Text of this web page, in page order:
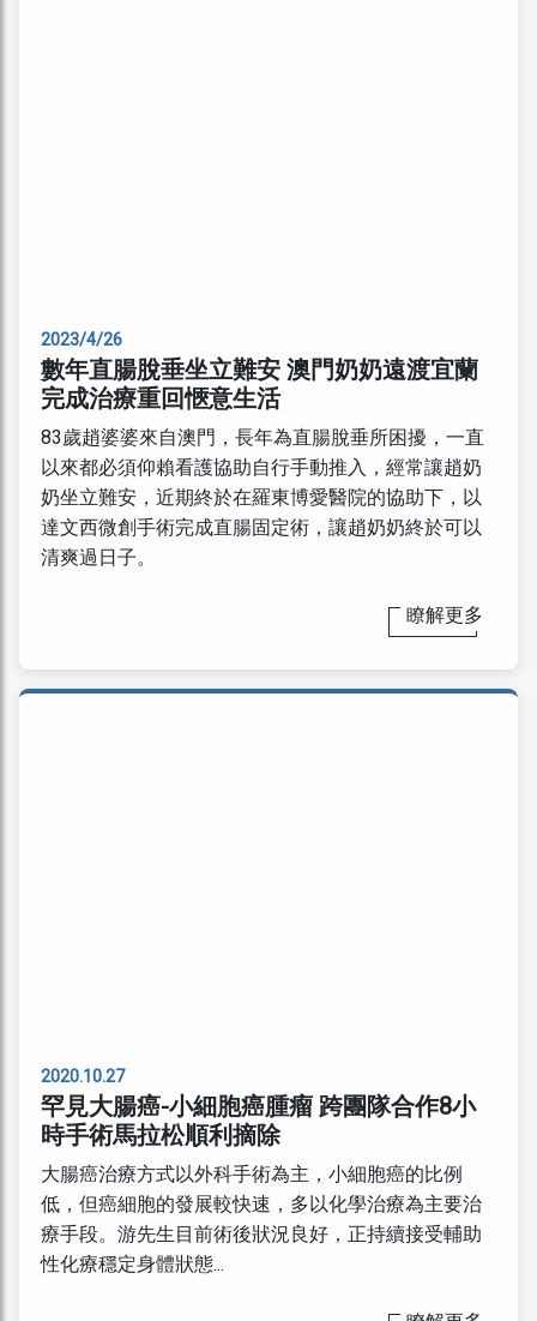
2023/4/26
數年直腸脫垂坐立難安 澳門奶奶遠渡宜蘭
完成治療重回愜意生活
83歲趙婆婆來自澳門，長年為直腸脫垂所困擾，一直
以來都必須仰賴看護協助自行手動推入，經常讓趙奶
奶坐立難安，近期終於在羅東博愛醫院的協助下，以
達文西微創手術完成直腸固定術，讓趙奶奶終於可以
清爽過日子。
瞭解更多
2020.10.27
罕見大腸癌-小細胞癌腫瘤 跨團隊合作8小
時手術馬拉松順利摘除
大腸癌治療方式以外科手術為主，小細胞癌的比例
低，但癌細胞的發展較快速，多以化學治療為主要治
療手段。游先生目前術後狀況良好，正持續接受輔助
性化療穩定身體狀態...